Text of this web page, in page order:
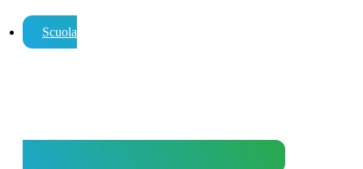
Scuola